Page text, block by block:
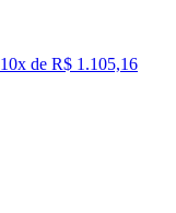
10x de R$ 1.105,16